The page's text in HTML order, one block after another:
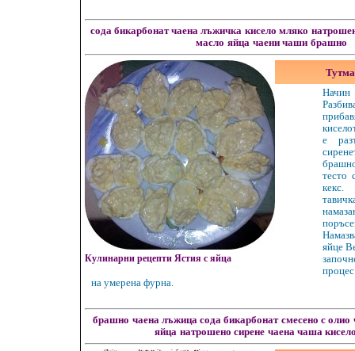
сода бикарбонат чаена лъжичка кисело мляко
масло яйца чаени чаши брашно
Кулинарни рецепти Ястия с яйца
Начин
е
тесто
яйце
на умерена фурна.
брашно чаена лъжица сода бикарбонат смесено с олио
яйца натрошено сирене чаена чаша